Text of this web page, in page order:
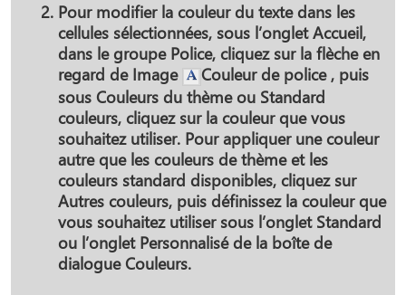
Pour modifier la couleur du texte dans les
cellules sélectionnées, sous l’ongletAccueil,
dans le groupe Police, cliquez sur la flèche en
regard de Image
Couleurde police , puis
sous Couleurs du thèmeou Standard
couleurs, cliquez sur la couleur que vous
souhaitez utiliser. Pour appliquer une couleur
autre que les couleurs de thème et les
couleurs standard disponibles, cliquez sur
Autres couleurs, puis définissez la couleur que
vous souhaitez utiliser sous l’onglet Standard
ou l’onglet Personnaliséde la boîte de
dialogueCouleurs.